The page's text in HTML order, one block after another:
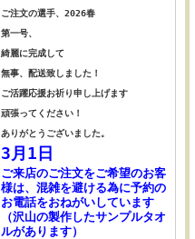
ご注文の選手、 2026春
第一号、
綺麗に完成して
無事、配送致しました！
ご活躍応援お祈り申し上げます
頑張ってください！
ありがとうございました。
3月1日
ご来店のご注文をご希望のお客
様は、混雑を避ける為に予約の
お電話をおねがいしています
（沢山の製作したサンプルタオ
ルがあります）